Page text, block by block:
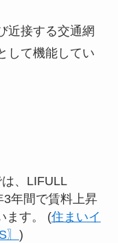
近接する交通網
して機能してい
、LIFULL
年間で賃料上昇
ます。 (住まいイ
)